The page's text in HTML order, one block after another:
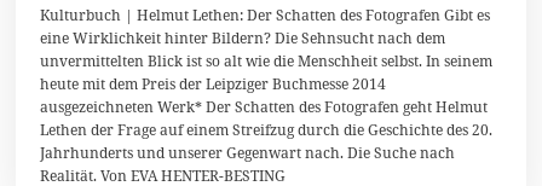
.
M
ä
r
2
0
1
4
Kulturbuch | Helmut Lethen: Der Schatten des Fotografen Gibt es
eine Wirklichkeit hinter Bildern? Die Sehnsucht nach dem
unvermittelten Blick ist so alt wie die Menschheit selbst. In seinem
heute mit dem Preis der Leipziger Buchmesse 2014
ausgezeichneten Werk* Der Schatten des Fotografen geht Helmut
Lethen der Frage auf einem Streifzug durch die Geschichte des 20.
Jahrhunderts und unserer Gegenwart nach. Die Suche nach
Realität. Von EVA HENTER-BESTING